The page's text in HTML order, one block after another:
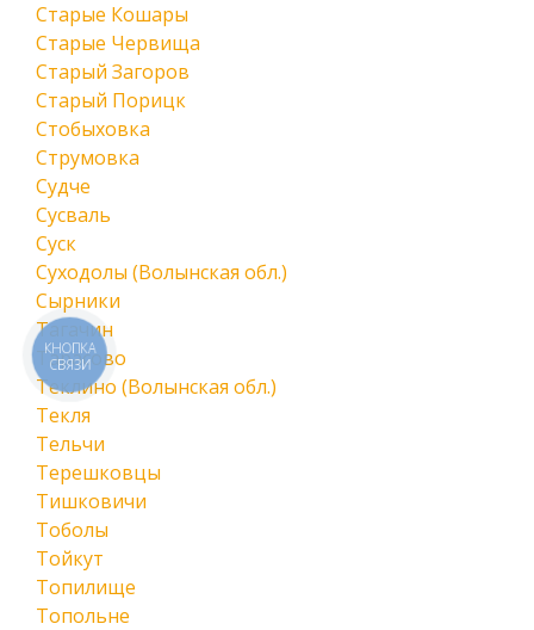
Старые Кошары
Старые Червища
Старый Загоров
Старый Порицк
Стобыховка
Струмовка
Судче
Сусваль
Суск
Суходолы (Волынская обл.)
Сырники
Тагачин
Тарасово
Теклино (Волынская обл.)
Текля
Тельчи
Терешковцы
Тишковичи
Тоболы
Тойкут
Топилище
Топольне
КНОПКА
СВЯЗИ